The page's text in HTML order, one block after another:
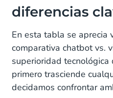
diferencias
En esta tabla se aprecia
comparativa chatbot vs.
superioridad
primero trasciende
decidamos confrontar